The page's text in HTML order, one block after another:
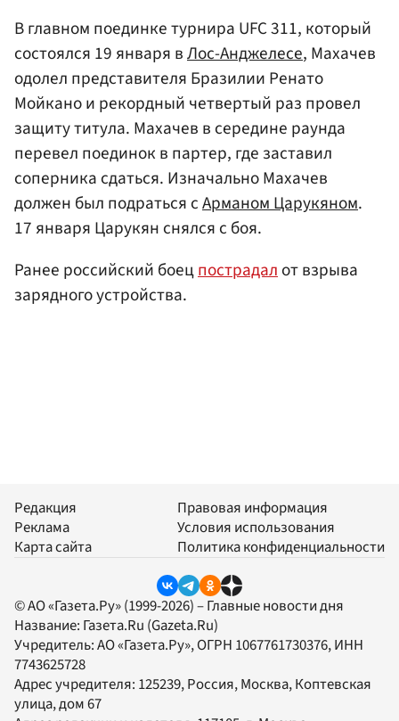
В главном поединке турнира UFC 311, который
состоялся 19 января вЛос-Анджелесе, Махачев
одолел представителя Бразилии Ренато
Мойкано и рекордный четвертый раз провел
защиту титула. Махачев в середине раунда
перевел поединок в партер, где заставил
соперника сдаться. Изначально Махачев
должен был подраться сАрманом Царукяном.
17 января Царукян снялся с боя.
Ранее российский боецпострадалот взрыва
зарядного устройства.
Редакция
Реклама
Карта сайта
Правовая информация
Условия использования
Политика конфиденциальности
© АО «Газета.Ру» (1999-2026) – Главные новости дня
Название: Газета.Ru (Gazeta.Ru)
Учредитель:АО «Газета.Ру», ОГРН 1067761730376, ИНН
7743625728
Адрес учредителя: 125239, Россия, Москва, Коптевская
улица, дом 67